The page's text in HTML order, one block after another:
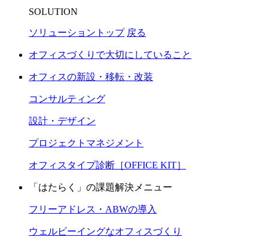
SOLUTION
ソリューショントップ 戻る
オフィスづくりで大切にしていること
オフィスの新設・移転・改装
コンサルティング
設計・デザイン
プロジェクトマネジメント
オフィスタイプ診断［OFFICE KIT］
「はたらく」の課題解決メニュー
フリーアドレス・ABWの導入
ウェルビーイングなオフィスづくり